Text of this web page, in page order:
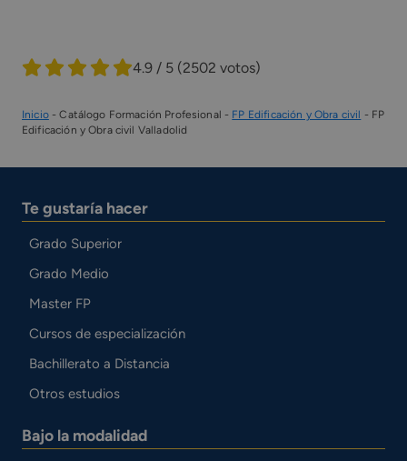
4.9 / 5 (2502 votos)
Inicio-Catálogo Formación Profesional - FP Edificación y Obra civil - FP
Edificación y Obra civil Valladolid
Te gustaría hacer
Grado Superior
Grado Medio
Master FP
Cursos de especialización
Bachillerato a Distancia
Otros estudios
Bajo la modalidad